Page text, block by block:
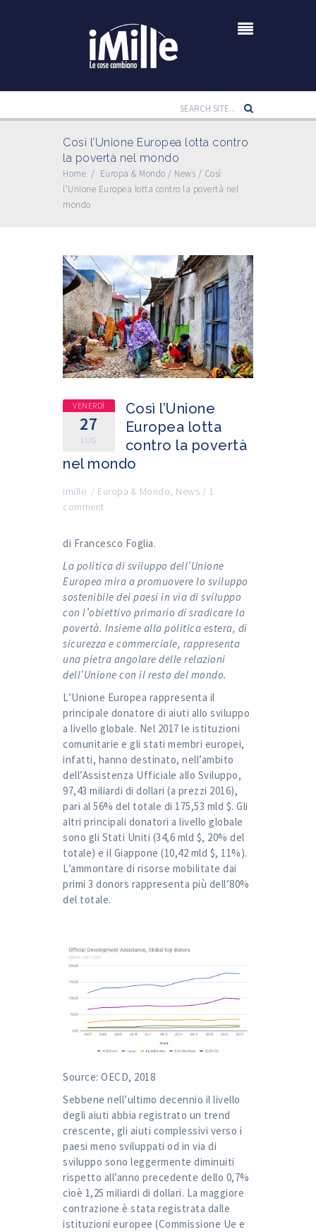
Così l’Unione Europea lotta contro
la povertà nel mondo
Home / Europa & Mondo / News / Così
l’Unione Europea lotta contro la povertà nel
mondo
VENERDÌ
27
LUG
Così l’Unione
Europea lotta
contro la povertà
nel mondo
imille / Europa & Mondo, News / 1
comment
di Francesco Foglia.
La politica di sviluppo dell’Unione
Europea mira a promuovere lo sviluppo
sostenibile dei paesi in via di sviluppo
con l’obiettivo primario di sradicare la
povertà. Insieme alla politica estera, di
sicurezza e commerciale, rappresenta
una pietra angolare delle relazioni
dell’Unione con il resto del mondo.
L’Unione Europea rappresenta il
principale donatore di aiuti allo sviluppo
a livello globale. Nel 2017 le istituzioni
comunitarie e gli stati membri europei,
infatti, hanno destinato, nell’ambito
dell’Assistenza Ufficiale allo Sviluppo,
97,43 miliardi di dollari (a prezzi 2016),
pari al 56% del totale di 175,53 mld $. Gli
altri principali donatori a livello globale
sono gli Stati Uniti (34,6 mld $, 20% del
totale) e il Giappone (10,42 mld $, 11%).
L’ammontare di risorse mobilitate dai
primi 3 donors rappresenta più dell’80%
del totale.
Source: OECD, 2018
Sebbene nell’ultimo decennio il livello
degli aiuti abbia registrato un trend
crescente, gli aiuti complessivi verso i
paesi meno sviluppati od in via di
sviluppo sono leggermente diminuiti
rispetto all’anno precedente dello 0,7%
cioè 1,25 miliardi di dollari. La maggiore
contrazione è stata registrata dalle
istituzioni europee (Commissione Ue e